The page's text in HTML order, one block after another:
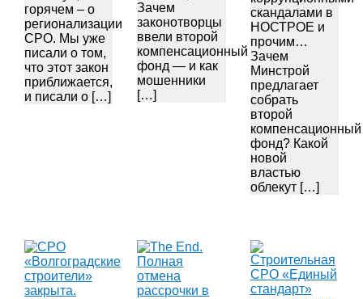
горячем – о
регионализации
СРО. Мы уже
писали о том,
что этот закон
приближается,
и писали о […]
Зачем
законотворцы
ввели второй
компенсационный
фонд — и как
мошенники
[…]
скандалами в
НОСТРОЕ и
прочим…
Зачем
Минстрой
предлагает
собрать
второй
компенсационный
фонд? Какой
новой
властью
облекут […]